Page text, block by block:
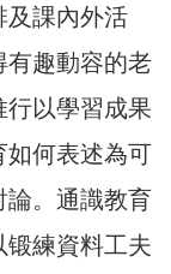
及課內外活
有趣動容的老
以學習成果
如何表述為可
論。通識教育
練資料工夫